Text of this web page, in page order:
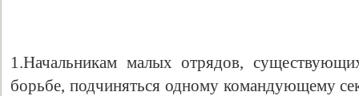
1.Начальникам малых отрядов,
борьбе, подчиняться одному командующему